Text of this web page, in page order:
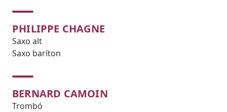
PHILIPPE CHAGNE
Saxo alt
Saxo baríton
BERNARD CAMOIN
Trombó